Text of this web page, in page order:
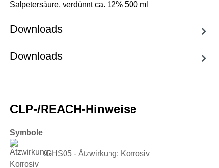
Salpetersäure, verdünnt ca. 12% 500 ml
Downloads
Downloads
CLP-/REACH-Hinweise
Symbole
GHS05 - Ätzwirkung: Korrosiv